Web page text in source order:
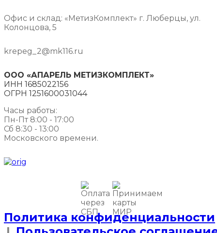
Офис и склад: «МетизКомплект» г. Люберцы, ул.
Колонцова, 5
krepeg_2@mk116.ru
ООО «АПАРЕЛЬ МЕТИЗКОМПЛЕКТ»
ИНН 1685022156
ОГРН 1251600031044
Часы работы:
Пн-Пт 8:00 - 17:00
Сб 8:30 - 13:00
Московского времени.
Политика конфиденциальности